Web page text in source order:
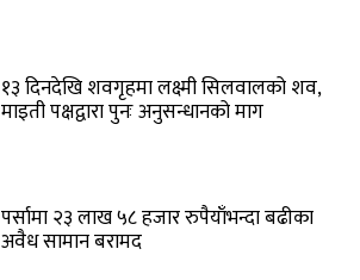
१३ दिनदेखि शवगृहमा लक्ष्मी सिलवालको शव,
माइती पक्षद्वारा पुनः अनुसन्धानको माग
पर्सामा २३ लाख ५८ हजार रुपैयाँभन्दा बढीका
अवैध सामान बरामद